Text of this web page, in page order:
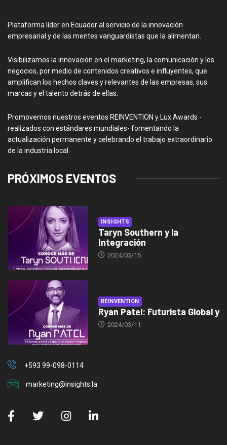
Plataforma líder en Ecuador al servicio de la innovación
empresarial y de las mentes vanguardistas que la alimentan.
Visibilizamos la innovación en el marketing, la comunicación y los
negocios, por medio de contenidos creativos e influyentes, que
amplifican los hechos claves y relevantes de las empresas, sus
marcas y el talento detrás de ellas.
Promovemos nuestros eventos REINVENTION y Lux Awards -
realizados con estándares mundiales- fomentando la
actualización permanente y celebrando el trabajo extraordinario
de la industria local.
PRÓXIMOS EVENTOS
INSIGHTS
Taryn Southern y la
Integración
2024/03/15
REINVENTION
Ryan Patel: Futurista Global y
2024/03/11
+593 99-098-0114
marketing@insights.la